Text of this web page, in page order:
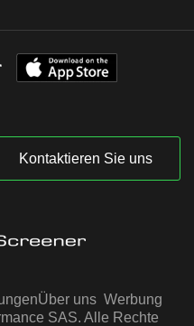
Kontaktieren Sie uns
Über uns Werbung
SAS. Alle Rechte